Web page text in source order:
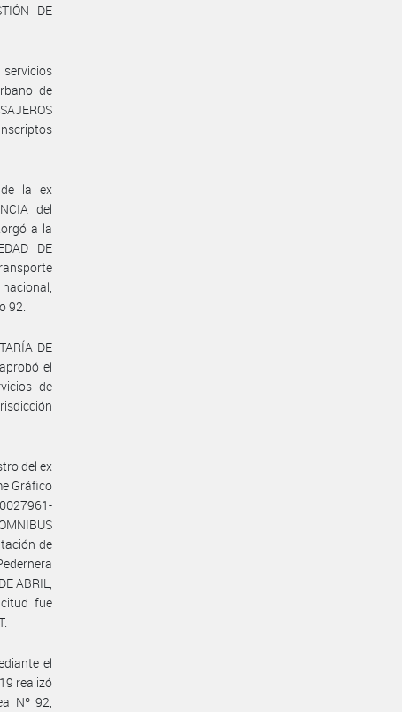
DE
de
la ex
del
a la
DE
92.
DE
el
de
del ex
Gráfico
de
ABRIL,
fue
el
realizó
Nº 92,